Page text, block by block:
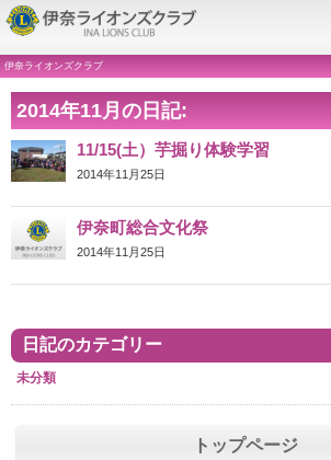
伊奈ライオンズクラブ
2014年11月の日記:
11/15(土）芋掘り体験学習
2014年11月25日
伊奈町総合文化祭
2014年11月25日
日記のカテゴリー
未分類
トップページ